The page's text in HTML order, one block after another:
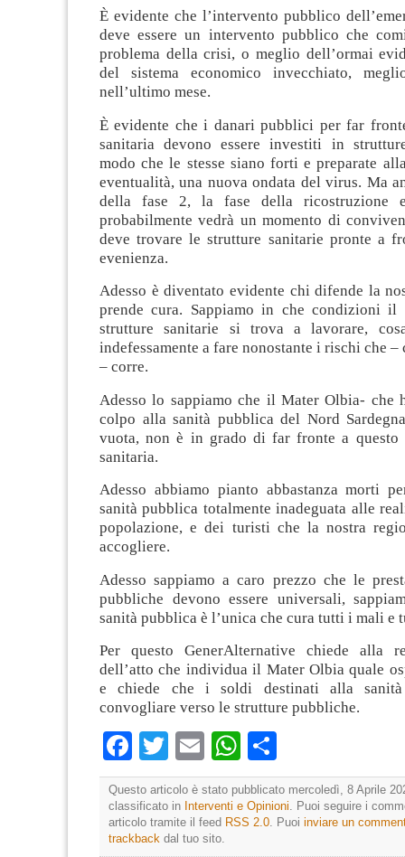
È evidente che l’intervento pubblico
deve essere un intervento pubblico che
problema della crisi, o meglio dell’ormai
del sistema economico invecchiato,
nell’ultimo mese.
È evidente che i danari pubblici per far
sanitaria devono essere investiti in
modo che le stesse siano forti e preparate
eventualità, una nuova ondata del virus. Ma
della fase 2, la fase della ricostruzione
probabilmente vedrà un momento di
deve trovare le strutture sanitarie pronte a
evenienza.
Adesso è diventato evidente chi difende la
prende cura. Sappiamo in che condizioni il
strutture sanitarie si trova a lavorare,
indefessamente a fare nonostante i rischi che –
– corre.
Adesso lo sappiamo che il Mater Olbia- che
colpo alla sanità pubblica del Nord
vuota, non è in grado di far fronte a questo
sanitaria.
Adesso abbiamo pianto abbastanza morti
sanità pubblica totalmente inadeguata alle
popolazione, e dei turisti che la nostra
accogliere.
Adesso sappiamo a caro prezzo che le
pubbliche devono essere universali,
sanità pubblica è l’unica che cura tutti i mali e
Per questo GenerAlternative chiede alla
dell’atto che individua il Mater Olbia quale
e chiede che i soldi destinati alla
convogliare verso le strutture pubbliche.
Facebook
TwitterEmailWhatsApp
Questo articolo è stato pubblicato mercoledì, 8 Aprile
classificato in Interventi e Opinioni. Puoi seguire i
articolo tramite il feed RSS 2.0. Puoi inviare un
trackback dal tuo sito.